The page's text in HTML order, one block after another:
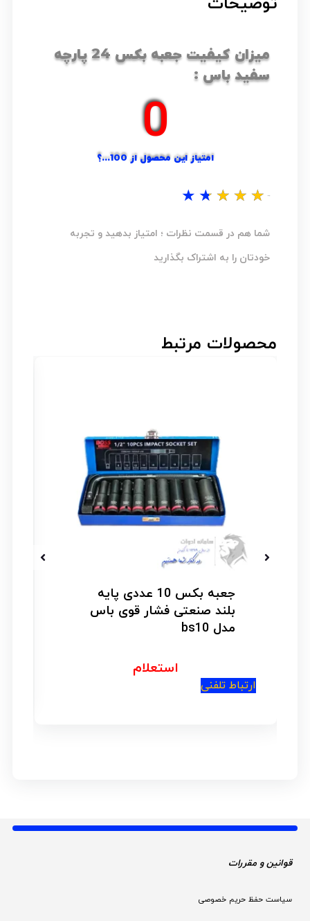
میزان کیفیت جعبه بکس 24 پارچه
سفید باس :
امتیاز این محصول از 100...؟
0
★
★
★
★
★
شما هم در قسمت نظرات ؛ امتیاز بدهید و تجربه
خودتان را به اشتراک بگذارید
محصولات مرتبط
جعبه بکس 10 عددی پایه
بلند صنعتی فشار قوی باس
استعلام
ارتباط تلفنی
قوانین و مقررات
سیاست حفظ حریم خصوصی